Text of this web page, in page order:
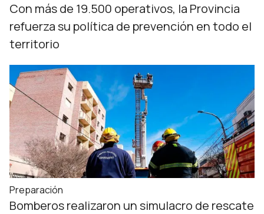
Con más de 19.500 operativos, la Provincia
refuerza su política de prevención en todo el
territorio
Preparación
Bomberos realizaron un simulacro de rescate